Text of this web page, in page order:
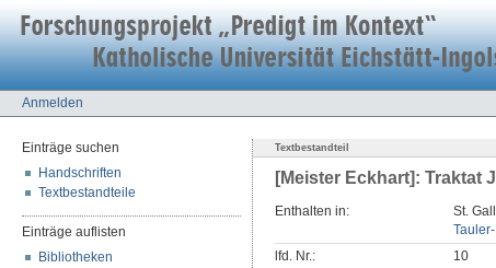
Anmelden
Einträge suchen
Handschriften
Textbestandteile
Einträge auflisten
Bibliotheken
Textbestandteil
[Meister Eckhart]: Traktat
Enthalten in:
St.
lfd. Nr.:
10